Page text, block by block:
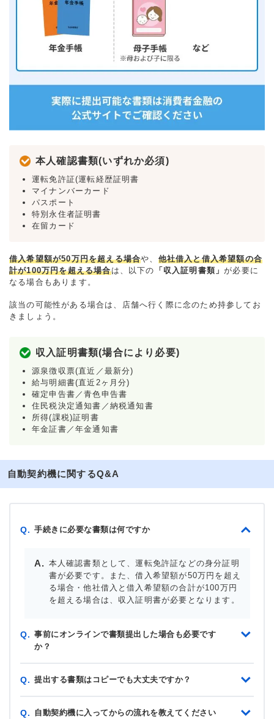
本人確認書類(いずれか必須)
運転免許証(運転経歴証明書
マイナンバーカード
パスポート
特別永住者証明書
在留カード
借入希望額が50万円を超える場合や、 他社借入と借入希望額の合
計が100万円を超える場合は、以下の 「収入証明書類」が必要に
なる場合もあります。
該当の可能性がある場合は、店舗へ行く際に念のため持参してお
きましょう。
収入証明書類(場合により必要)
源泉徴収票(直近／最新分)
給与明細書(直近2ヶ月分)
確定申告書／青色申告書
住民税決定通知書／納税通知書
所得(課税)証明書
年金証書／年金通知書
自動契約機に関するQ&A
Q. 手続きに必要な書類は何ですか
本人確認書類として、運転免許証などの身分証明
書が必要です。また、借入希望額が50万円を超え
る場合・他社借入と借入希望額の合計が100万円
を超える場合は、収入証明書が必要となります。
Q. 事前にオンラインで書類提出した場合も必要です
か？
Q. 提出する書類はコピーでも大丈夫ですか？
Q. 自動契約機に入ってからの流れを教えてください